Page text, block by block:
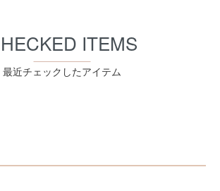
ITEMS
最近チェックしたアイテム